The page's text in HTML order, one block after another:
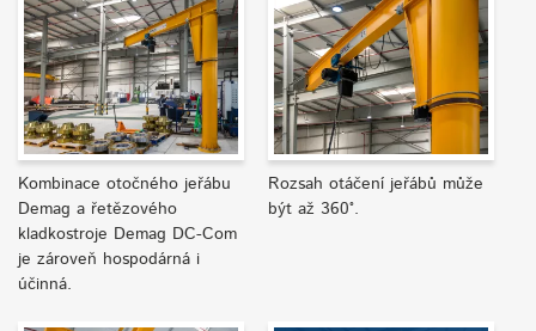
Kombinace otočného jeřábu
Demag a řetězového
kladkostroje Demag DC-Com
je zároveň hospodárná i
účinná.
Rozsah otáčení jeřábů může
být až 360°.